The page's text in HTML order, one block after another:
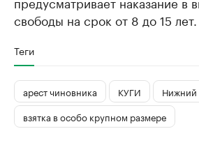
свободы на срок от 8 до 15 лет.
Теги
арест чиновника КУГИ
Нижний
взятка в особо крупном размере